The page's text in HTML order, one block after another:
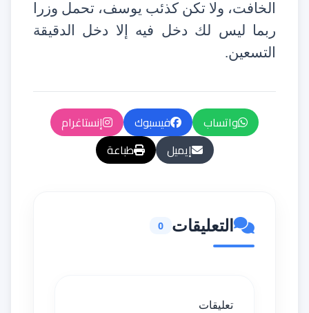
الخافت، ولا تكن كذئب يوسف، تحمل وزرا
ربما ليس لك دخل فيه إلا دخل الدقيقة
التسعين.
واتساب فيسبوك
إنستاغرام
إيميل
طباعة
التعليقات 0
تعليقات